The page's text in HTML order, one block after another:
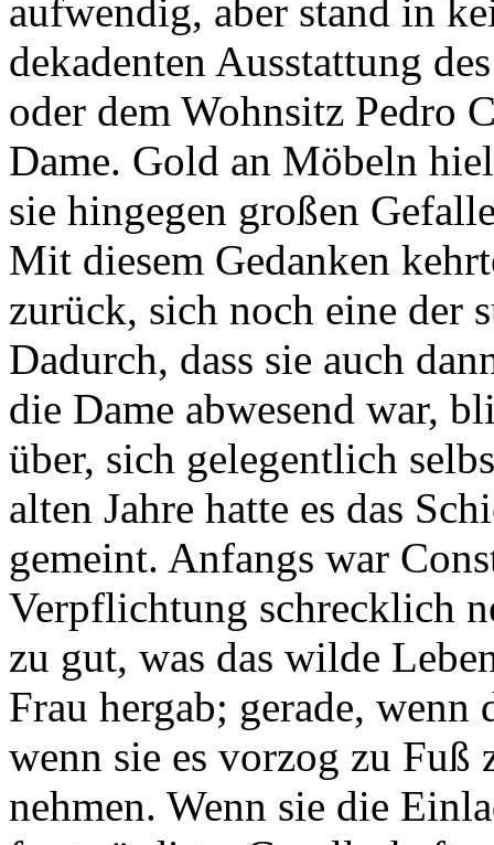
aufwendig, aber stand in
dekadenten Ausstattung
oder dem Wohnsitz Pedro
Dame. Gold an Möbeln
sie hingegen großen
Mit diesem Gedanken
zurück, sich noch eine der
Dadurch, dass sie auch
die Dame abwesend war,
über, sich gelegentlich
alten Jahre hatte es das
gemeint. Anfangs war
Verpflichtung schrecklich
zu gut, was das wilde
Frau hergab; gerade,
wenn sie es vorzog zu Fuß
nehmen. Wenn sie die